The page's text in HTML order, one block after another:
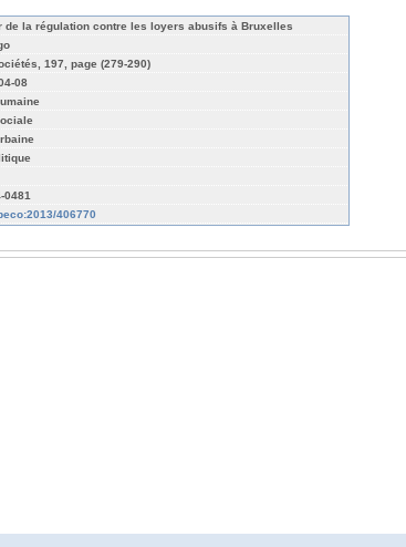
de la régulation contre les loyers abusifs à Bruxelles
197, page (279-290)
08
0481
406770